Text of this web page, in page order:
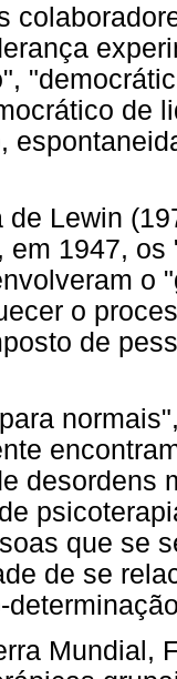
de
de Lewin
em 1947,
o
o
de
desordens
que se
de se
Mundial,